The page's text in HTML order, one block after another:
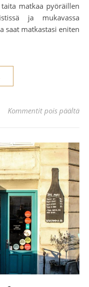
matkaa pyöräillen
ja mukavassa
saat matkastasi eniten
Kommentit pois päältä